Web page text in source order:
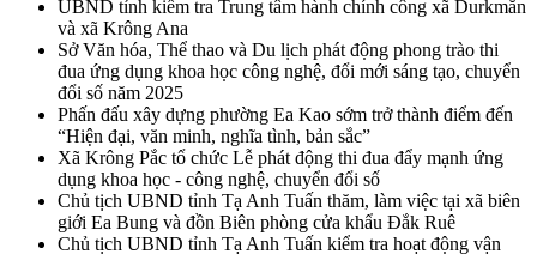
UBND tỉnh kiểm tra Trung tâm hành chính công xã Durkmăn
và xã Krông Ana
Sở Văn hóa, Thể thao và Du lịch phát động phong trào thi
đua ứng dụng khoa học công nghệ, đổi mới sáng tạo, chuyển
đổi số năm 2025
Phấn đấu xây dựng phường Ea Kao sớm trở thành điểm đến
“Hiện đại, văn minh, nghĩa tình, bản sắc”
Xã Krông Pắc tổ chức Lễ phát động thi đua đẩy mạnh ứng
dụng khoa học - công nghệ, chuyển đổi số
Chủ tịch UBND tỉnh Tạ Anh Tuấn thăm, làm việc tại xã biên
giới Ea Bung và đồn Biên phòng cửa khẩu Đắk Ruê
Chủ tịch UBND tỉnh Tạ Anh Tuấn kiểm tra hoạt động vận